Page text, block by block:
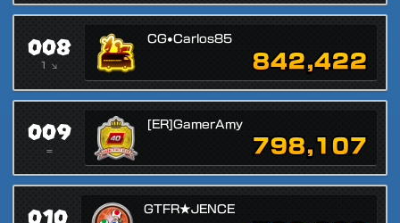
008
1 ↘
CG•Carlos85
842,422
009
=
[ER]GamerAmy
798,107
010 GTFR★JENCE